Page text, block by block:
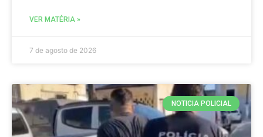
VER MATÉRIA »
7 de agosto de 2026
NOTICIA POLICIAL